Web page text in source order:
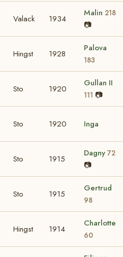
Valack 1934
Malin 218
📷
Hingst 1928
Palova
183
Sto 1920
Gullan II
111 📷
Sto 1920 Inga
Sto 1915
Dagny 72
📷
Sto 1915
Gertrud
98
Hingst 1914
Charlotte
60